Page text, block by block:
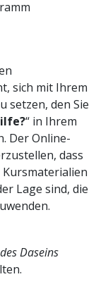
sich mit Ihrem
setzen, den Sie
“ in Ihrem
Der Online-
dass
Lage sind, die
Daseins